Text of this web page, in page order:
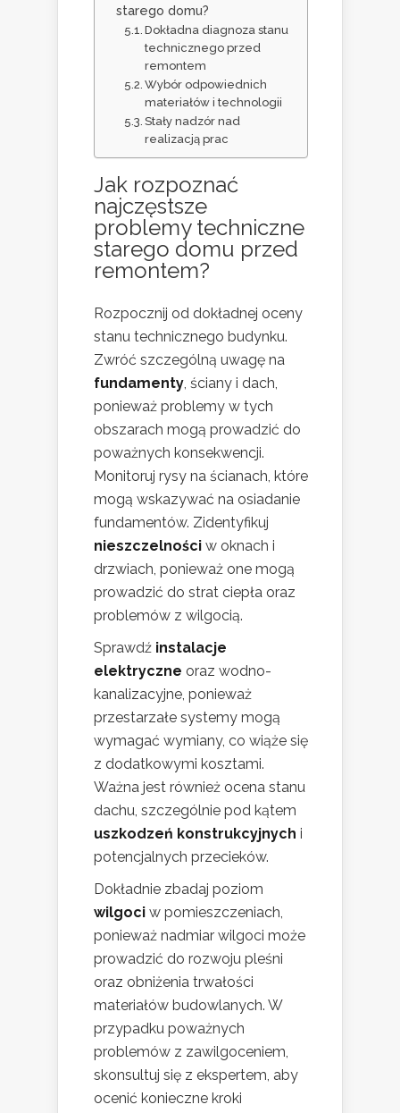
starego domu?
Dokładna diagnoza stanu
technicznego przed
remontem
Wybór odpowiednich
materiałów i technologii
Stały nadzór nad
realizacją prac
Jak rozpoznać
najczęstsze
problemy techniczne
starego domu przed
remontem?
Rozpocznij od dokładnej oceny
stanu technicznego budynku.
Zwróć szczególną uwagę na
fundamenty , ściany i dach,
ponieważ problemy w tych
obszarach mogą prowadzić do
poważnych konsekwencji.
Monitoruj rysy na ścianach, które
mogą wskazywać na osiadanie
fundamentów. Zidentyfikuj
nieszczelności w oknach i
drzwiach, ponieważ one mogą
prowadzić do strat ciepła oraz
problemów z wilgocią.
Sprawdź instalacje
elektryczne oraz wodno-
kanalizacyjne, ponieważ
przestarzałe systemy mogą
wymagać wymiany, co wiąże się
z dodatkowymi kosztami.
Ważna jest również ocena stanu
dachu, szczególnie pod kątem
uszkodzeń konstrukcyjnych i
potencjalnych przecieków.
Dokładnie zbadaj poziom
wilgoci w pomieszczeniach,
ponieważ nadmiar wilgoci może
prowadzić do rozwoju pleśni
oraz obniżenia trwałości
materiałów budowlanych. W
przypadku poważnych
problemów z zawilgoceniem,
skonsultuj się z ekspertem, aby
ocenić konieczne kroki